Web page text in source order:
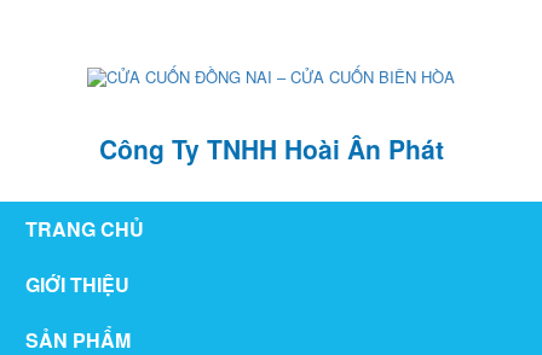
Công Ty TNHH Hoài Ân Phát
TRANG CHỦ
GIỚI THIỆU
SẢN PHẨM